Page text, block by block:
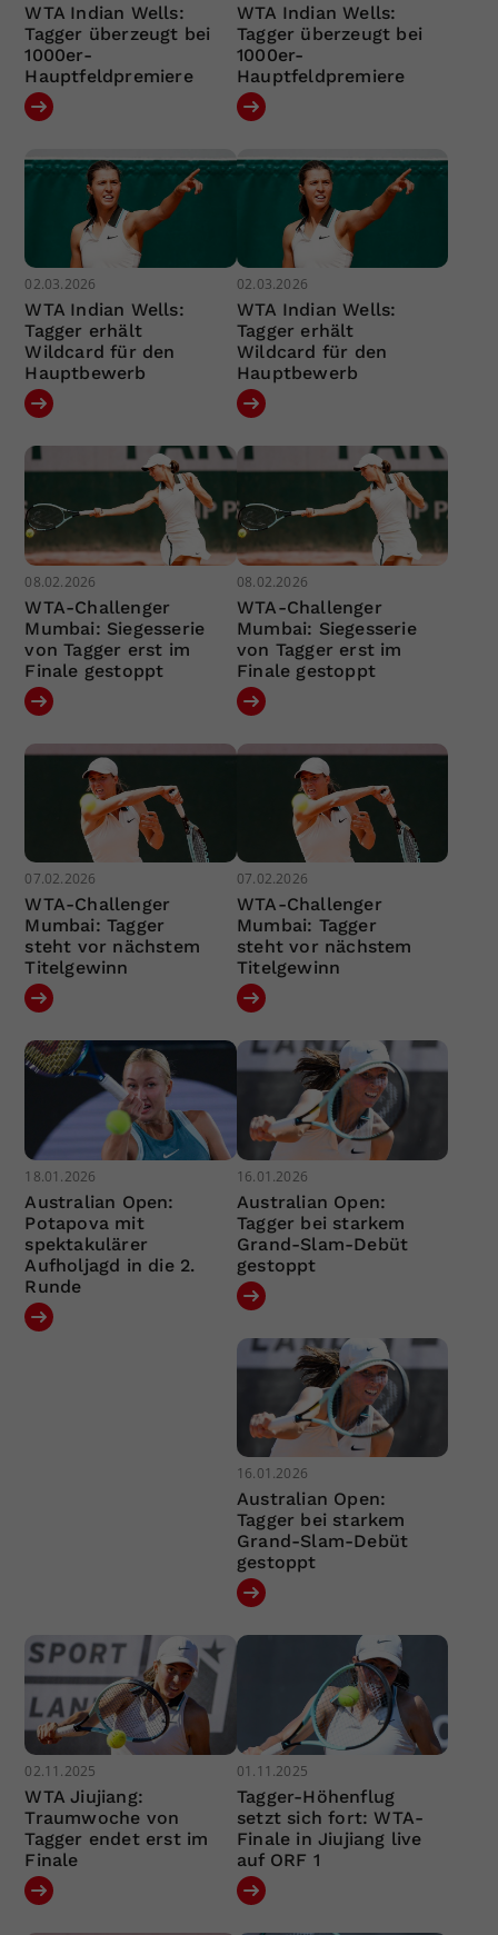
WTA Indian Wells:
Tagger überzeugt bei
1000er-
Hauptfeldpremiere
WTA Indian Wells:
Tagger überzeugt bei
1000er-
Hauptfeldpremiere
02.03.2026
WTA Indian Wells:
Tagger erhält
Wildcard für den
Hauptbewerb
02.03.2026
WTA Indian Wells:
Tagger erhält
Wildcard für den
Hauptbewerb
08.02.2026
WTA-Challenger
Mumbai: Siegesserie
von Tagger erst im
Finale gestoppt
08.02.2026
WTA-Challenger
Mumbai: Siegesserie
von Tagger erst im
Finale gestoppt
07.02.2026
WTA-Challenger
Mumbai: Tagger
steht vor nächstem
Titelgewinn
07.02.2026
WTA-Challenger
Mumbai: Tagger
steht vor nächstem
Titelgewinn
18.01.2026
Australian Open:
Potapova mit
spektakulärer
Aufholjagd in die 2.
Runde
16.01.2026
Australian Open:
Tagger bei starkem
Grand-Slam-Debüt
gestoppt
16.01.2026
Australian Open:
Tagger bei starkem
Grand-Slam-Debüt
gestoppt
02.11.2025
WTA Jiujiang:
Traumwoche von
Tagger endet erst im
Finale
01.11.2025
Tagger-Höhenflug
setzt sich fort: WTA-
Finale in Jiujiang live
auf ORF 1